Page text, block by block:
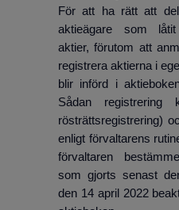
För att ha rätt att
aktieägare som
aktier, förutom att
registrera aktierna i
blir införd i
Sådan
rösträttsregistrering)
enligt förvaltarens
förvaltaren
som gjorts senast
den 14 april 2022